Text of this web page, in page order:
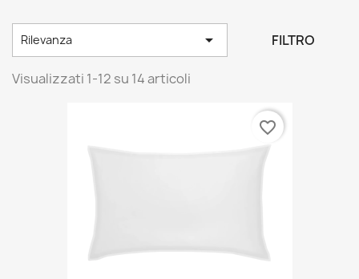
Rilevanza  FILTRO
Visualizzati 1-12 su 14 articoli
favorite_border